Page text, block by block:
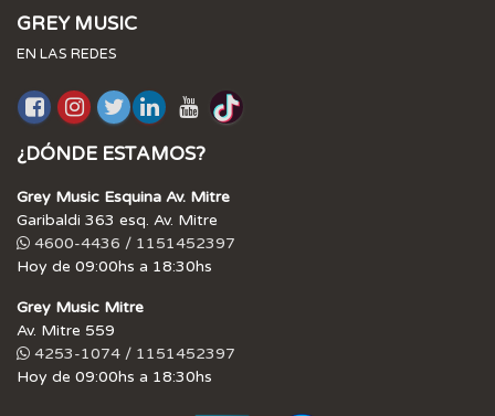
GREY MUSIC
EN LAS REDES
¿DÓNDE ESTAMOS?
Grey Music Esquina Av. Mitre
Garibaldi 363 esq. Av. Mitre
4600-4436 / 1151452397
Hoy de 09:00hs a 18:30hs
Grey Music Mitre
Av. Mitre 559
4253-1074 / 1151452397
Hoy de 09:00hs a 18:30hs